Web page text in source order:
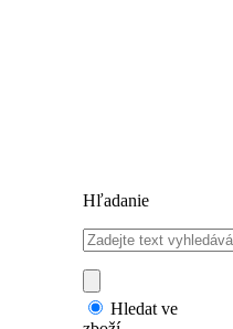
Hľadanie
Hledat ve